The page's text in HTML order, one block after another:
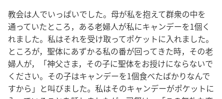
教会は人でいっぱいでした。母が私を抱えて群衆の中を
通っていたところ，ある老婦人が私にキャンデーを1個く
れました。私はそれを受け取ってポケットに入れました。
ところが，聖体にあずかる私の番が回ってきた時，その老
婦人が，「神父さま，その子に聖体をお授けにならないで
ください。その子はキャンデーを1個食べたばかりなんで
すから」と叫びました。私はそのキャンデーがポケットに